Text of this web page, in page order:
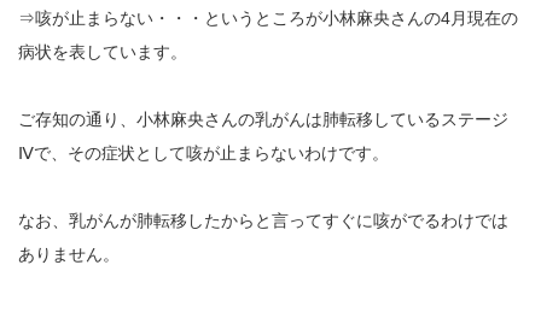
⇒咳が止まらない・・・というところが小林麻央さんの4月現在の
病状を表しています。
ご存知の通り、小林麻央さんの乳がんは肺転移しているステージ
Ⅳで、その症状として咳が止まらないわけです。
なお、乳がんが肺転移したからと言ってすぐに咳がでるわけでは
ありません。